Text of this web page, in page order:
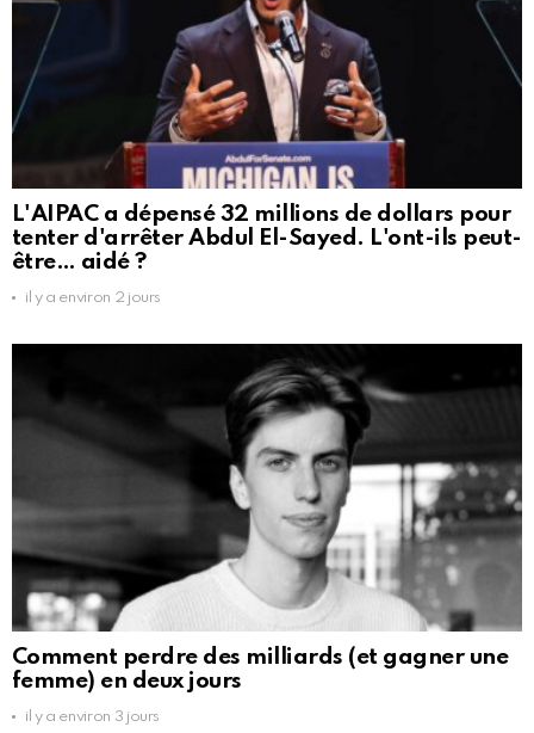
L'AIPAC a dépensé 32 millions de dollars pour
tenter d'arrêter Abdul El-Sayed. L'ont-ils peut-
être… aidé ?
il y a environ 2 jours
Comment perdre des milliards (et gagner une
femme) en deux jours
il y a environ 3 jours